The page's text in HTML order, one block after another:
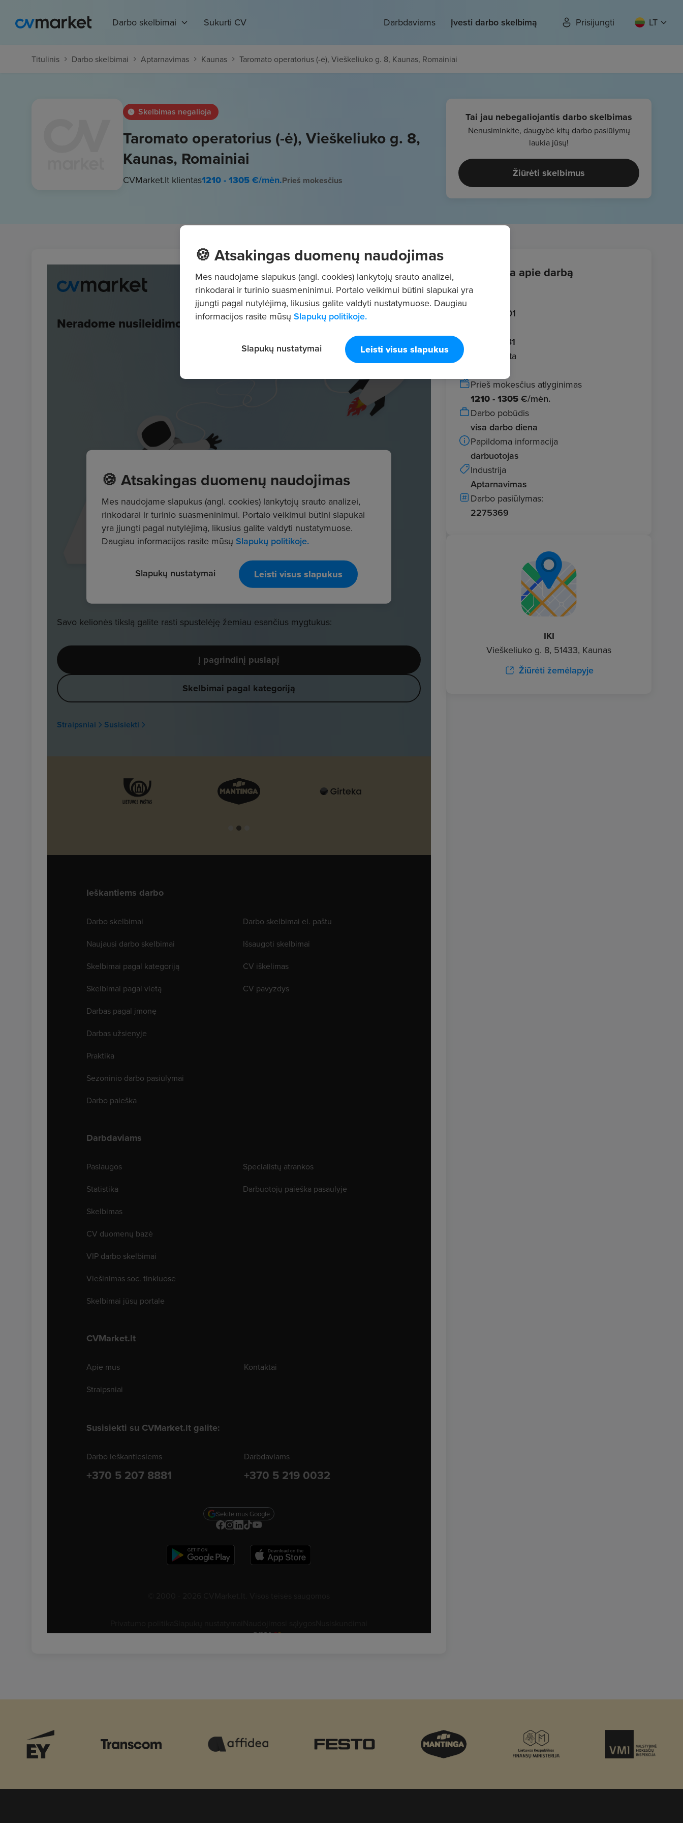
Darbo skelbimai Sukurti CV Darbdaviams Įvesti darbo skelbimą Prisijungti LT
Titulinis Darbo skelbimai Aptarnavimas Kaunas Taromato operatorius (-ė), Vieškeliuko g. 8, Kaunas, Romainiai
Skelbimas negalioja
Taromato operatorius (-ė), Vieškeliuko g. 8,
Kaunas, Romainiai
CVMarket.lt klientas1210 - 1305€/mėn.Prieš mokesčius
Tai jau nebegaliojantis darbo skelbimas
Nenusiminkite, daugybė kitų darbo pasiūlymų
laukia jūsų!
Žiūrėti skelbimus
Informacija apie darbą
2026.07.01
2026.07.31
Darbo vieta
Prieš mokesčius atlyginimas
1210 - 1305 €/mėn.
Darbo pobūdis
visa darbo diena
Papildoma informacija
darbuotojas
Industrija
Aptarnavimas
Darbo pasiūlymas:
2275369
IKI
Vieškeliuko g. 8, 51433, Kaunas
Žiūrėti žemėlapyje
🍪 Atsakingas duomenų naudojimas
Mes naudojame slapukus (angl. cookies) lankytojų srauto analizei,
rinkodarai ir turinio suasmeninimui. Portalo veikimui būtini slapukai yra
įjungti pagal nutylėjimą, likusius galite valdyti nustatymuose. Daugiau
informacijos rasite mūsų Slapukų politikoje.
Leisti visus slapukus
Slapukų nustatymai